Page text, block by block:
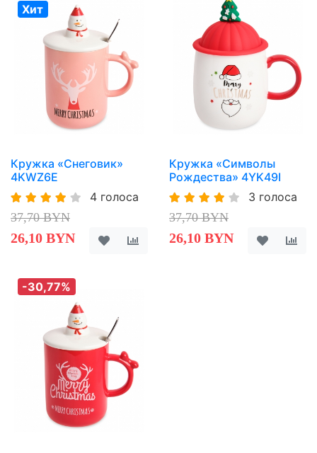
Хит
Кружка «Снеговик»
4KWZ6E
4 голоса
37,70 BYN
26,10 BYN
Кружка «Символы
Рождества» 4YK49I
3 голоса
37,70 BYN
26,10 BYN
-30,77%